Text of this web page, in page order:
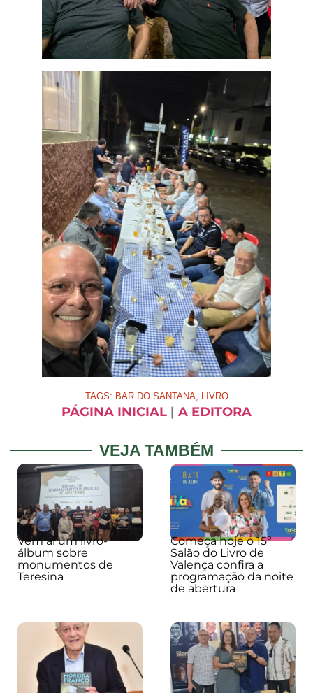
TAGS: BAR DO SANTANA, LIVRO
PÁGINA INICIAL | A EDITORA
VEJA TAMBÉM
Vem aí um livro-
álbum sobre
monumentos de
Teresina
Começa hoje o 15º
Salão do Livro de
Valença confira a
programação da noite
de abertura